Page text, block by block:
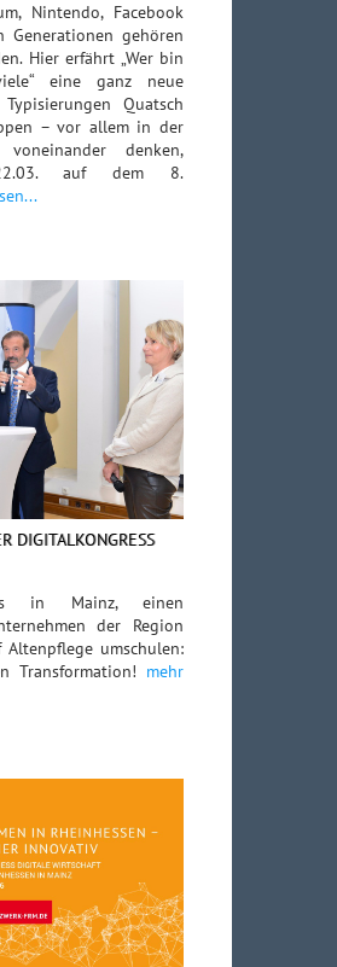
Nintendo, Facebook
gehören
Hier erfährt „Wer bin
eine ganz neue
Quatsch
– vor allem in der
denken,
auf dem 8.
DIGITALKONGRESS
in Mainz, einen
der Region
umschulen:
Transformation! mehr